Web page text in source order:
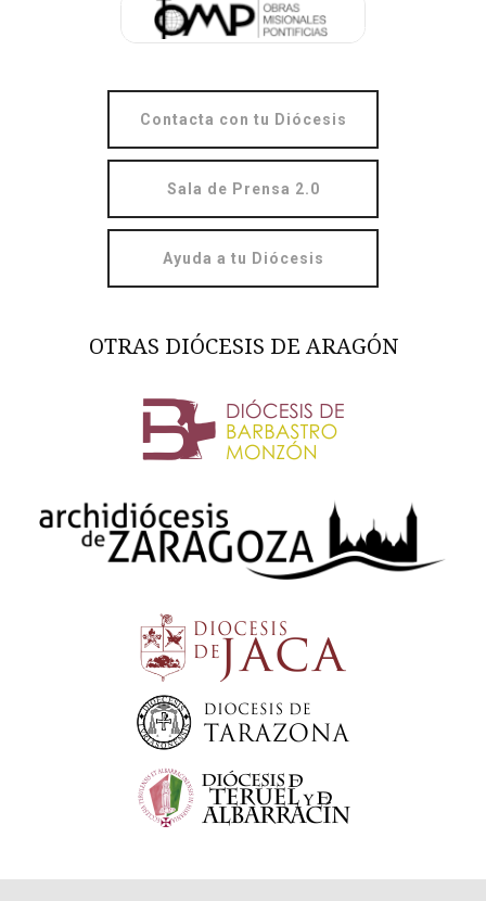
Contacta con tu Diócesis
Sala de Prensa 2.0
Ayuda a tu Diócesis
OTRAS DIÓCESIS DE ARAGÓN